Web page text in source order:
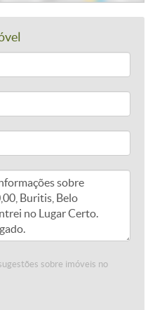
sobre imóveis no